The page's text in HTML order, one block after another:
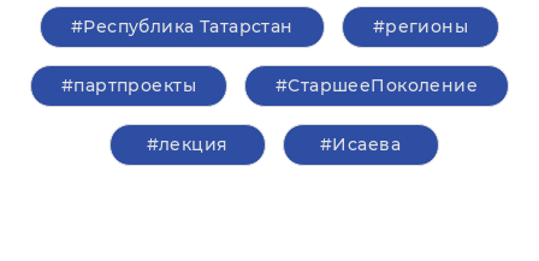
#Республика Татарстан #регионы
#партпроекты #СтаршееПоколение
#лекция #Исаева